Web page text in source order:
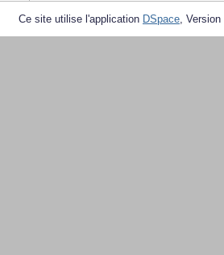
Ce site utilise l'application DSpace,